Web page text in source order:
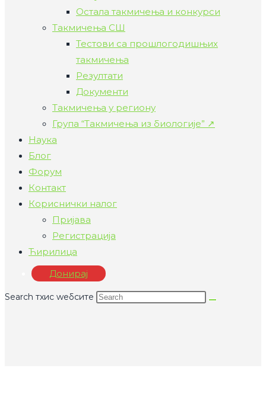
Остала такмичења и конкурси
Такмичења СШ
Тестови са прошлогодишњих
такмичења
Резултати
Документи
Такмичења у региону
Група “Такмичења из биологије” ↗
Наука
Блог
Форум
Контакт
Кориснички налог
Пријава
Регистрација
Ћирилица
Донирај
Search тхис wебсите